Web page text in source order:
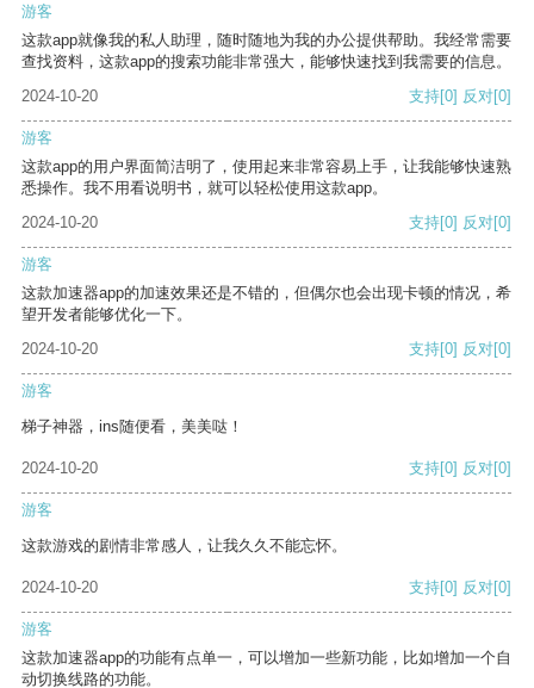
游客
这款app就像我的私人助理，随时随地为我的办公提供帮助。我经常需要
查找资料，这款app的搜索功能非常强大，能够快速找到我需要的信息。
2024-10-20
支持[0] 反对[0]
游客
这款app的用户界面简洁明了，使用起来非常容易上手，让我能够快速熟
悉操作。我不用看说明书，就可以轻松使用这款app。
2024-10-20
支持[0] 反对[0]
游客
这款加速器app的加速效果还是不错的，但偶尔也会出现卡顿的情况，希
望开发者能够优化一下。
2024-10-20
支持[0] 反对[0]
游客
梯子神器，ins随便看，美美哒！
2024-10-20 支持[0] 反对[0]
游客
这款游戏的剧情非常感人，让我久久不能忘怀。
2024-10-20 支持[0] 反对[0]
游客
这款加速器app的功能有点单一，可以增加一些新功能，比如增加一个自
动切换线路的功能。